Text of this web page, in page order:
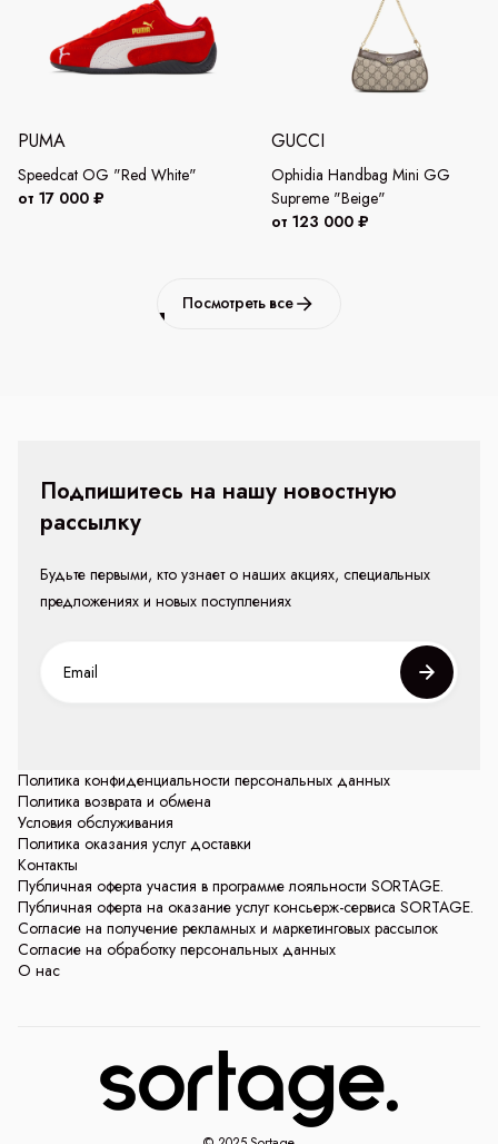
PUMA
Speedcat OG "Red White"
от 17 000 ₽
GUCCI
Ophidia Handbag Mini GG
Supreme "Beige"
от 123 000 ₽
Посмотреть все
Политика конфиденциальности персональных данных
Политика возврата и обмена
Условия обслуживания
Политика оказания услуг доставки
Контакты
Публичная оферта участия в программе лояльности SORTAGE.
Публичная оферта на оказание услуг консьерж-сервиса SORTAGE.
Согласие на получение рекламных и маркетинговых рассылок
Согласие на обработку персональных данных
О нас
Подпишитесь на нашу новостную
рассылку
Будьте первыми, кто узнает о наших акциях, специальных
предложениях и новых поступлениях